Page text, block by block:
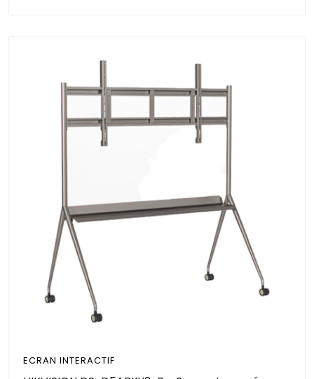
ECRAN INTERACTIF